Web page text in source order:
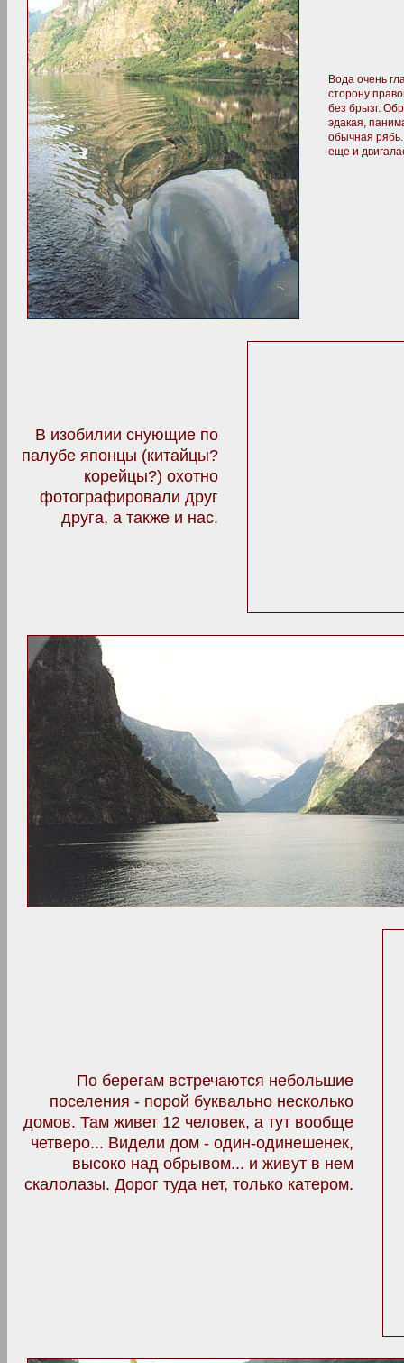
Вода очень
сторону
без брызг.
эдакая,
обычная рябь.
еще и
В изобилии снующие по
палубе японцы (китайцы?
корейцы?) охотно
фотографировали друг
друга, а также и нас.
По берегам встречаются небольшие
поселения - порой буквально несколько
домов. Там живет 12 человек, а тут вообще
четверо... Видели дом - один-одинешенек,
высоко над обрывом... и живут в нем
скалолазы. Дорог туда нет, только катером.